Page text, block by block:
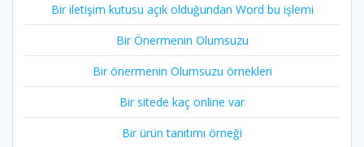
Bir iletişim kutusu açık olduğundan Word bu işlemi
Bir Önermenin Olumsuzu
Bir önermenin Olumsuzu örnekleri
Bir sitede kaç online var
Bir ürün tanıtımı örneği